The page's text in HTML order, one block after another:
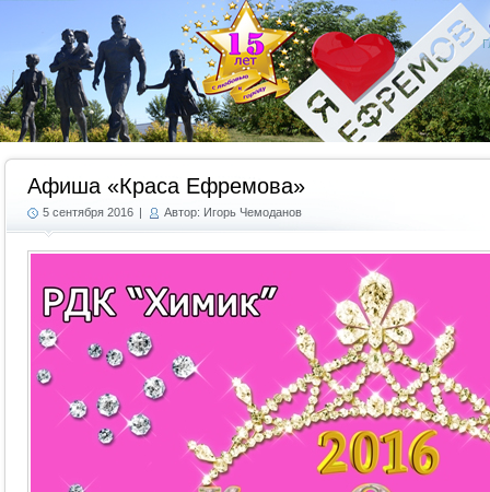
Афиша «Краса Ефремова»
5 сентября 2016 | Автор: Игорь Чемоданов